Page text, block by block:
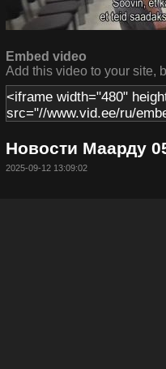
Embed video
Add this video to your site,
Новости Маарду
2025-09-12 13:09:02